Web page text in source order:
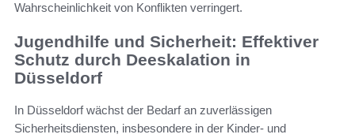
Wahrscheinlichkeit von Konflikten verringert.
Jugendhilfe und Sicherheit: Effektiver
Schutz durch Deeskalation in
Düsseldorf
In Düsseldorf wächst der Bedarf an zuverlässigen
Sicherheitsdiensten, insbesondere in der Kinder- und